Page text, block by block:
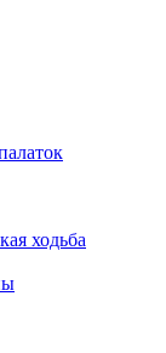
ходьба